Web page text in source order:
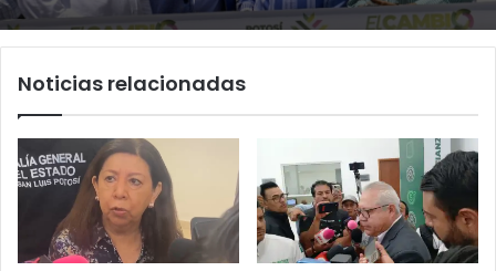
Noticias relacionadas